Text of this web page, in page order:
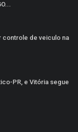
de veiculo na
PR, e Vitória segue